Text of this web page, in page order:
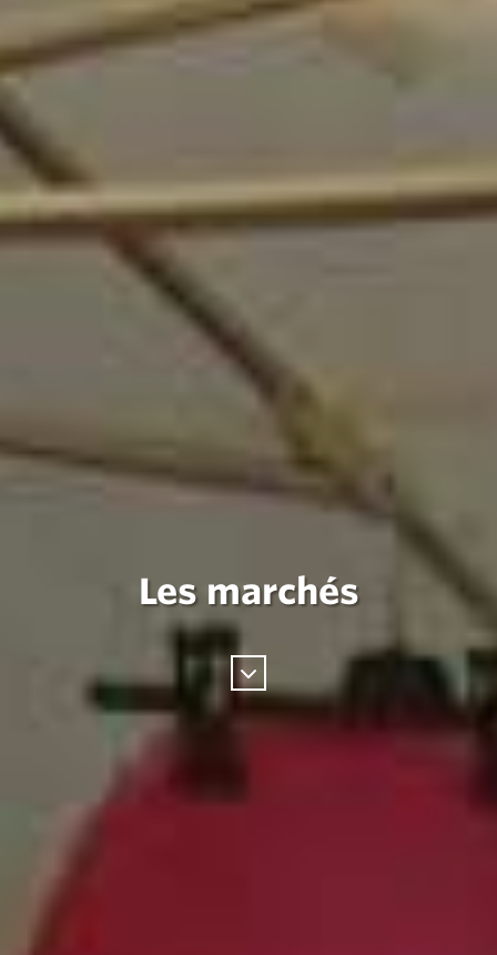
Les marchés